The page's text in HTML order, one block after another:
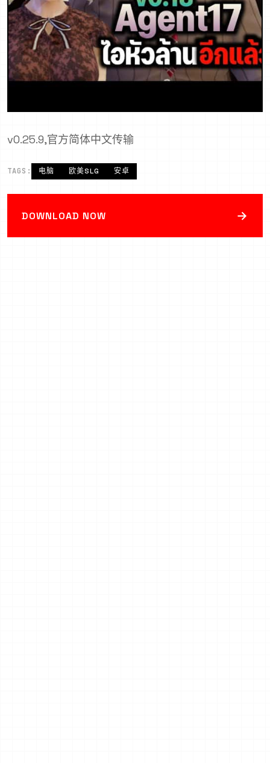
v0.25.9,官方简体中文传输
TAGS: 电脑 欧美SLG 安卓
DOWNLOAD NOW →